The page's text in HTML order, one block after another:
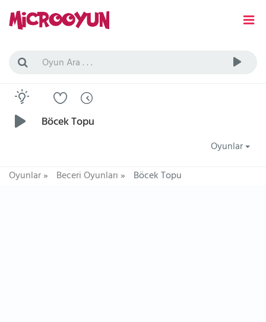
Böcek Topu
Oyunlar
Oyunlar» Beceri Oyunları» Böcek Topu